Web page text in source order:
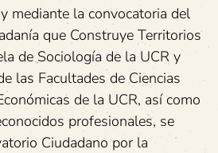
mediante la convocatoria del
que Construye Territorios
de Sociología de la UCR y
las Facultades de Ciencias
de la UCR, así como
profesionales, se
Ciudadano por la